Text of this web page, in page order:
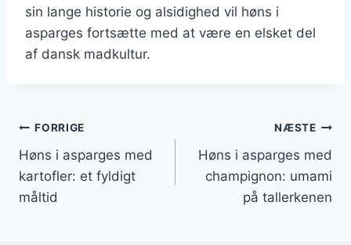
sin lange historie og alsidighed vil høns i
asparges fortsætte med at være en elsket del
af dansk madkultur.
Indlægsnavigation
FORRIGE
Høns i asparges med
kartofler: et fyldigt
måltid
NÆSTE
Høns i asparges med
champignon: umami
på tallerkenen